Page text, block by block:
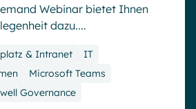
Webinar bietet Ihnen
dazu....
& Intranet
IT
Microsoft Teams
Governance